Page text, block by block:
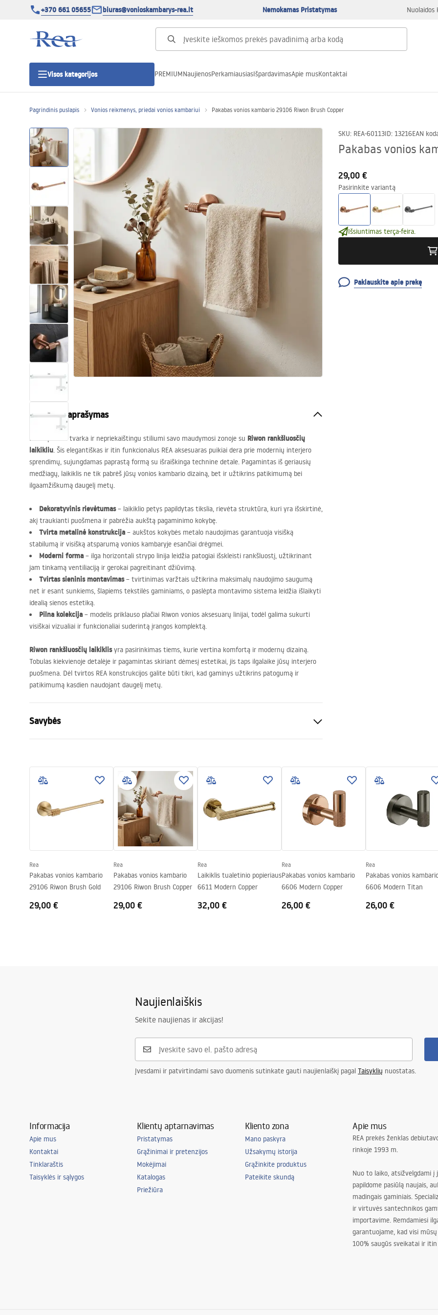
+370 661 05655 biuras@vonioskambarys-rea.lt Nemokamas Pristatymas Nuolaidos
Visos kategorijos
Dušo durys
Vonios dušo padėklai
Linijiniai dušo kanalai
Tualetai
Praustuvas
Vonios ir ekranai
Vonios maišytuvai
Vonios dušai
Virtuvė
PREMIUMNaujienosPerkamiausiasIšpardavimasApie musKontaktai
Pagrindinis puslapis Vonios reikmenys, priedai vonios kambariui Pakabas vonios kambario 29106 Riwon Brush Copper
SKU: REA-60113ID: 13216EAN
Pakabas vonios
29,00 €
Pasirinkite variantą
Išsiuntimas terça-feira.
Paklauskite apie prekę
Produkto aprašymas
Pasirūpinkite tvarka ir nepriekaištingu stiliumi savo maudymosi zonoje su Riwon rankšluosčių
laikikliu. Šis elegantiškas ir itin funkcionalus REA aksesuaras puikiai dera prie modernių interjero
sprendimų, sujungdamas paprastą formą su išraiškinga technine detale. Pagamintas iš geriausių
medžiagų, laikiklis ne tik pabrėš jūsų vonios kambario dizainą, bet ir užtikrins patikimumą bei
ilgaamžiškumą daugelį metų.
Dekoratyvinis rievėtumas– laikiklio petys papildytas tikslia, rievėta struktūra, kuri yra išskirtinė,
akį traukianti puošmena ir pabrėžia aukštą pagaminimo kokybę.
Tvirta metalinė konstrukcija – aukštos kokybės metalo naudojimas garantuoja visišką
stabilumą ir visišką atsparumą vonios kambaryje esančiai drėgmei.
Moderni forma – ilga horizontali strypo linija leidžia patogiai išskleisti rankšluostį, užtikrinant
jam tinkamą ventiliaciją ir gerokai pagreitinant džiūvimą.
Tvirtas sieninis montavimas– tvirtinimas varžtais užtikrina maksimalų naudojimo saugumą
net ir esant sunkiems, šlapiems tekstilės gaminiams, o paslėpta montavimo sistema leidžia išlaikyti
idealią sienos estetiką.
Pilna kolekcija – modelis priklauso plačiai Riwon vonios aksesuarų linijai, todėl galima sukurti
visiškai vizualiai ir funkcionaliai suderintą įrangos komplektą.
Riwon rankšluosčių laikiklisyra pasirinkimas tiems, kurie vertina komfortą ir modernų dizainą.
Tobulas kiekvienoje detalėje ir pagamintas skiriant dėmesį estetikai, jis taps ilgalaike jūsų interjero
puošmena. Dėl tvirtos REA konstrukcijos galite būti tikri, kad gaminys užtikrins patogumą ir
patikimumą kasdien naudojant daugelį metų.
Savybės
Montavimo būdas
Prisukamas
Aukštis
mm
Riwon
Rea
Pakabas vonios kambario
29106 Riwon Brush Gold
29,00 €
Rea
Pakabas vonios kambario
29106 Riwon Brush Copper
29,00 €
Rea
Laikiklis tualetinio popieriaus
6611 Modern Copper
32,00 €
Rea
Pakabas vonios kambario
6606 Modern Copper
26,00 €
Rea
Pakabas vonios
6606 Modern Titan
26,00 €
Naujienlaiškis
Sekite naujienas ir akcijas!
Įvesdami ir patvirtindami savo duomenis sutinkate gauti naujienlaiškį pagal Taisyklių nuostatas.
Informacija
Apie mus
Kontaktai
Tinklaraštis
Taisyklės ir sąlygos
Klientų aptarnavimas
Pristatymas
Grąžinimai ir pretenzijos
Mokėjimai
Katalogas
Priežiūra
Kliento zona
Mano paskyra
Užsakymų istorija
Grąžinkite produktus
Pateikite skundą
Apie mus
REA prekės ženklas
rinkoje 1993 m.
Nuo to laiko, atsižvelgdami į
papildome pasiūlą naujais,
madingais gaminiais.
ir virtuvės santechnikos
importavime. Remdamiesi
garantuojame, kad visi
100% saugūs sveikatai ir